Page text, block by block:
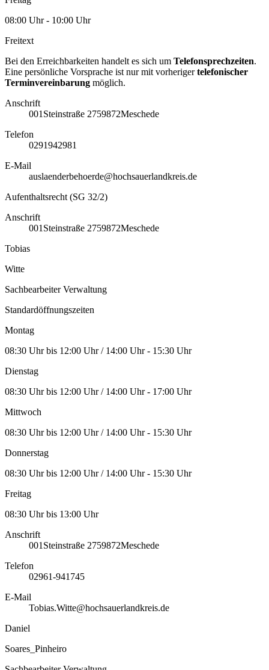
08:00 Uhr - 10:00 Uhr
Freitext
Bei den Erreichbarkeiten handelt es sich um Telefonsprechzeiten.
Eine persönliche Vorsprache ist nur mit vorherigertelefonischer
Terminvereinbarung möglich.
Anschrift
001 Steinstraße 2759872Meschede
Telefon
0291942981
E-Mail
auslaenderbehoerde@hochsauerlandkreis.de
Aufenthaltsrecht (SG 32/2)
Anschrift
001 Steinstraße 2759872Meschede
Tobias
Witte
Sachbearbeiter Verwaltung
Standardöffnungszeiten
Montag
08:30 Uhr bis 12:00 Uhr / 14:00 Uhr - 15:30 Uhr
Dienstag
08:30 Uhr bis 12:00 Uhr / 14:00 Uhr - 17:00 Uhr
Mittwoch
08:30 Uhr bis 12:00 Uhr / 14:00 Uhr - 15:30 Uhr
Donnerstag
08:30 Uhr bis 12:00 Uhr / 14:00 Uhr - 15:30 Uhr
Freitag
08:30 Uhr bis 13:00 Uhr
Anschrift
001 Steinstraße 2759872Meschede
Telefon
02961-941745
E-Mail
Tobias.Witte@hochsauerlandkreis.de
Daniel
Soares_Pinheiro